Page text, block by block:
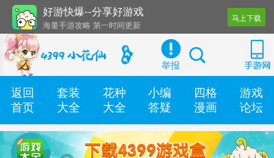
好游快爆--分享好游戏
海量手游攻略 第一时间更新
还有几十款实用辅助工具
马上下载
举报
返回
首页
套装
大全
花种
大全
小编
答疑
四格
漫画
游戏
论坛